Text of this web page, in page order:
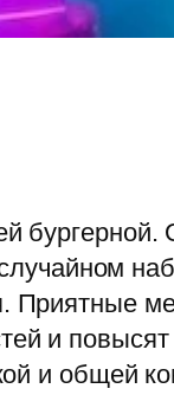
бургерной.
Приятные
и
и общей